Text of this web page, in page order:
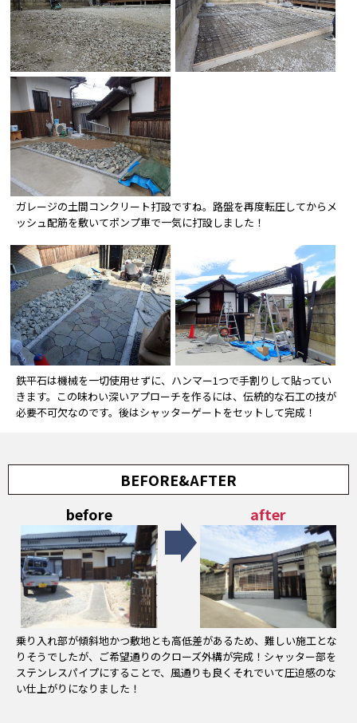
ガレージの土間コンクリート打設ですね。路盤を再度転圧してからメ
ッシュ配筋を敷いてポンプ車で一気に打設しました！
鉄平石は機械を一切使用せずに、ハンマー1つで手割りして貼ってい
きます。この味わい深いアプローチを作るには、伝統的な石工の技が
必要不可欠なのです。後はシャッターゲートをセットして完成！
BEFORE&AFTER
乗り入れ部が傾斜地かつ敷地とも高低差があるため、難しい施工とな
りそうでしたが、ご希望通りのクローズ外構が完成！シャッター部を
ステンレスパイプにすることで、風通りも良くそれでいて圧迫感のな
い仕上がりになりました！